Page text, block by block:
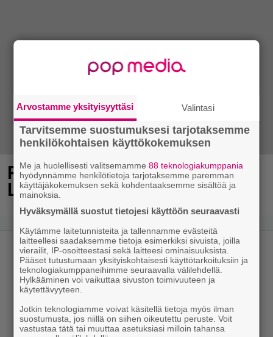
Poliisi teki surullisen löydön
Lohjalla
Arvostamme yksityisyyttäsi Valintasi
Tarvitsemme suostumuksesi tarjotaksemme
henkilökohtaisen käyttökokemuksen
Me ja huolellisesti valitsemamme88 teknologiakumppania
hyödynnämme henkilötietoja tarjotaksemme paremman
käyttäjäkokemuksen sekä kohdentaaksemme sisältöä ja
mainoksia.
Hyväksymällä suostut tietojesi käyttöön seuraavasti
Käytämme laitetunnisteita ja tallennamme evästeitä
laitteellesi saadaksemme tietoja esimerkiksi sivuista, joilla
vierailit, IP-osoitteestasi sekä laitteesi ominaisuuksista.
Pääset tutustumaan yksityiskohtaisesti käyttötarkoituksiin ja
teknologiakumppaneihimme seuraavalla välilehdellä.
Hylkääminen voi vaikuttaa sivuston toimivuuteen ja
käytettävyyteen.
Jotkin teknologiamme voivat käsitellä tietoja myös ilman
suostumusta, jos niillä on siihen oikeutettu peruste. Voit
vastustaa tätä tai muuttaa asetuksiasi milloin tahansa